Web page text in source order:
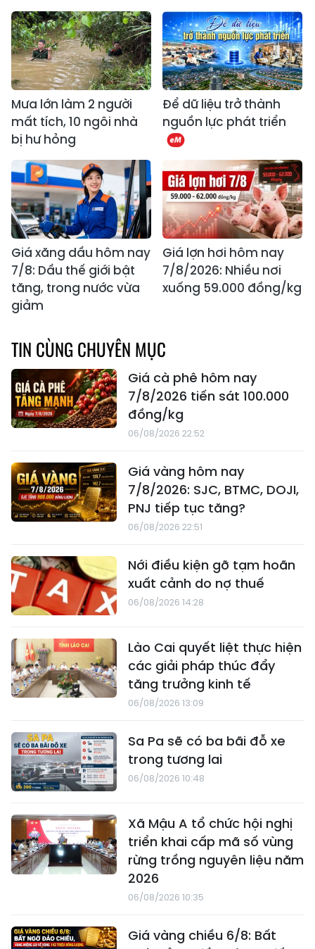
Mưa lớn làm 2 người
mất tích, 10 ngôi nhà
bị hư hỏng
Để dữ liệu trở thành
nguồn lực phát triển
Giá xăng dầu hôm nay
7/8: Dầu thế giới bật
tăng, trong nước vừa
giảm
Giá lợn hơi hôm nay
7/8/2026: Nhiều nơi
xuống 59.000 đồng/kg
TIN CÙNG CHUYÊN MỤC
Giá cà phê hôm nay
7/8/2026 tiến sát 100.000
đồng/kg
06/08/2026 22:52
Giá vàng hôm nay
7/8/2026: SJC, BTMC, DOJI,
PNJ tiếp tục tăng?
06/08/2026 22:51
Nới điều kiện gỡ tạm hoãn
xuất cảnh do nợ thuế
06/08/2026 14:28
Lào Cai quyết liệt thực hiện
các giải pháp thúc đẩy
tăng trưởng kinh tế
06/08/2026 13:09
Sa Pa sẽ có ba bãi đỗ xe
trong tương lai
06/08/2026 10:48
Xã Mậu A tổ chức hội nghị
triển khai cấp mã số vùng
rừng trồng nguyên liệu năm
2026
06/08/2026 10:35
Giá vàng chiều 6/8: Bất